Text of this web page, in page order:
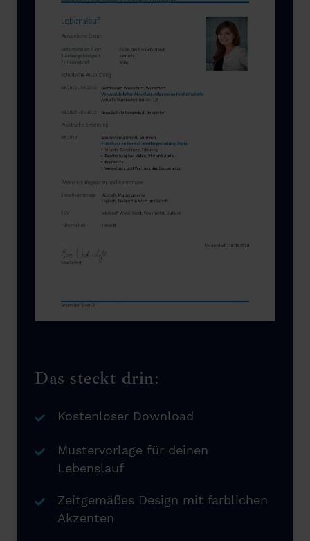
Das steckt drin:
Kostenloser Download
Mustervorlage für deinen
Lebenslauf
Zeitgemäßes Design mit farblichen
Akzenten